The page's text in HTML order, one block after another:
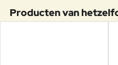
Producten van